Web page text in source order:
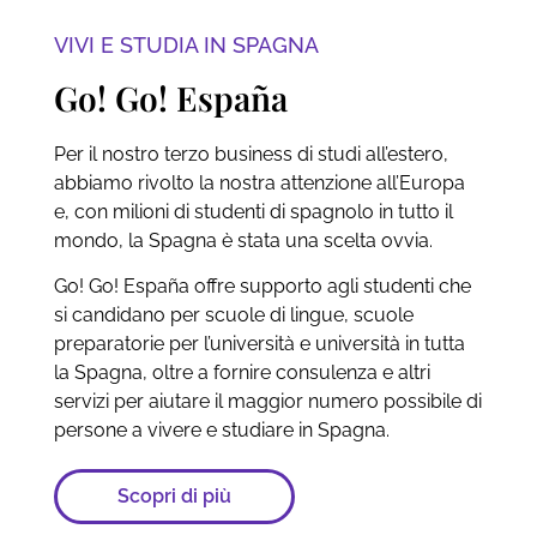
VIVI E STUDIA IN SPAGNA
Go! Go! España
Per il nostro terzo business di studi all’estero,
abbiamo rivolto la nostra attenzione all’Europa
e, con milioni di studenti di spagnolo in tutto il
mondo, la Spagna è stata una scelta ovvia.
Go! Go! España offre supporto agli studenti che
si candidano per scuole di lingue, scuole
preparatorie per l’università e università in tutta
la Spagna, oltre a fornire consulenza e altri
servizi per aiutare il maggior numero possibile di
persone a vivere e studiare in Spagna.
Scopri di più